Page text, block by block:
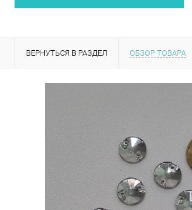
ВЕРНУТЬСЯ В РАЗДЕЛ ОБЗОР ТОВАРА